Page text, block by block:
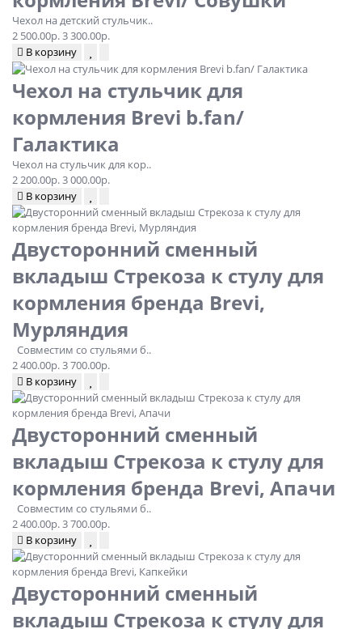
Чехол на детский стульчик..
2 500.00р.3 300.00р.
В корзину
Чехол на стульчик для
кормления Brevi b.fan/
Галактика
Чехол на стульчик для кор..
2 200.00р.3 000.00р.
В корзину
Двусторонний сменный
вкладыш Стрекоза к стулу для
кормления бренда Brevi,
Мурляндия
Совместим со стульями б..
2 400.00р.3 700.00р.
В корзину
Двусторонний сменный
вкладыш Стрекоза к стулу для
кормления бренда Brevi, Апачи
Совместим со стульями б..
2 400.00р.3 700.00р.
В корзину
Двусторонний сменный
вкладыш Стрекоза к стулу для